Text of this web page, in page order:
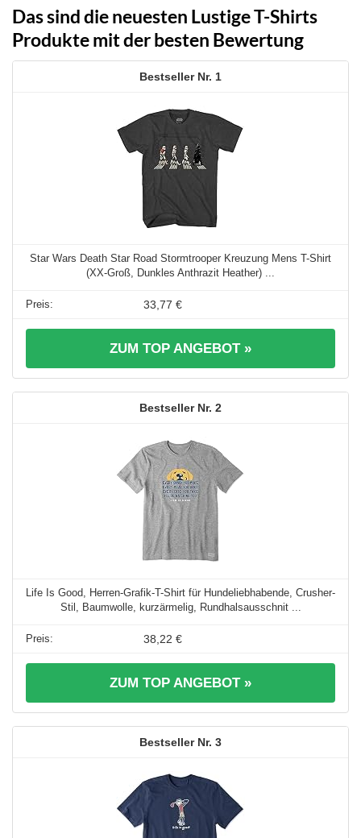
Das sind die neuesten Lustige T-Shirts
Produkte mit der besten Bewertung
1
Star Wars Death Star Road Stormtrooper Kreuzung Mens T-Shirt
(XX-Groß, Dunkles Anthrazit Heather) ...
33,77 €
ZUM TOP ANGEBOT »
2
Life Is Good, Herren-Grafik-T-Shirt für Hundeliebhabende, Crusher-
Stil, Baumwolle, kurzärmelig, Rundhalsausschnit ...
38,22 €
ZUM TOP ANGEBOT »
3